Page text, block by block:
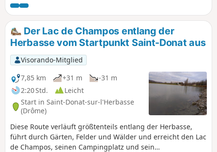
Vercors und des Pilat.
Der Lac de Champos entlang der
Herbasse vom Startpunkt Saint-Donat aus
Visorando-Mitglied
7,85 km
+31 m
-31 m
2:20 Std.
Leicht
Start in Saint-Donat-sur-l'Herbasse
(Drôme)
Diese Route verläuft größtenteils entlang der Herbasse,
führt durch Gärten, Felder und Wälder und erreicht den Lac
de Champos, seinen Campingplatz und sein